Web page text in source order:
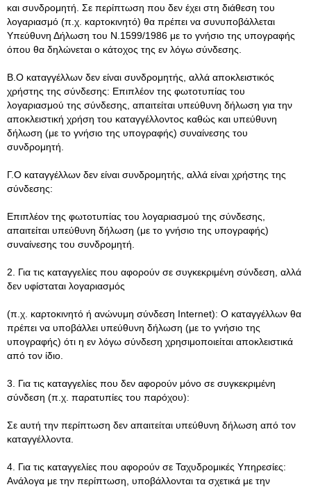
και συνδρομητή. Σε περίπτωση που δεν έχει στη διάθεση του
λογαριασμό (π.χ. καρτοκινητό) θα πρέπει να συνυποβάλλεται
Υπεύθυνη Δήλωση του Ν.1599/1986 με το γνήσιο της υπογραφής
όπου θα δηλώνεται ο κάτοχος της εν λόγω σύνδεσης.
Β.Ο καταγγέλλων δεν είναι συνδρομητής, αλλά αποκλειστικός
χρήστης της σύνδεσης: Επιπλέον της φωτοτυπίας του
λογαριασμού της σύνδεσης, απαιτείται υπεύθυνη δήλωση για την
αποκλειστική χρήση του καταγγέλλοντος καθώς και υπεύθυνη
δήλωση (με το γνήσιο της υπογραφής) συναίνεσης του
συνδρομητή.
Γ.Ο καταγγέλλων δεν είναι συνδρομητής, αλλά είναι χρήστης της
σύνδεσης:
Επιπλέον της φωτοτυπίας του λογαριασμού της σύνδεσης,
απαιτείται υπεύθυνη δήλωση (με το γνήσιο της υπογραφής)
συναίνεσης του συνδρομητή.
2. Για τις καταγγελίες που αφορούν σε συγκεκριμένη σύνδεση, αλλά
δεν υφίσταται λογαριασμός
(π.χ. καρτοκινητό ή ανώνυμη σύνδεση Internet): Ο καταγγέλλων θα
πρέπει να υποβάλλει υπεύθυνη δήλωση (με το γνήσιο της
υπογραφής) ότι η εν λόγω σύνδεση χρησιμοποιείται αποκλειστικά
από τον ίδιο.
3. Για τις καταγγελίες που δεν αφορούν μόνο σε συγκεκριμένη
σύνδεση (π.χ. παρατυπίες του παρόχου):
Σε αυτή την περίπτωση δεν απαιτείται υπεύθυνη δήλωση από τον
καταγγέλλοντα.
4. Για τις καταγγελίες που αφορούν σε Ταχυδρομικές Υπηρεσίες:
Ανάλογα με την περίπτωση, υποβάλλονται τα σχετικά με την